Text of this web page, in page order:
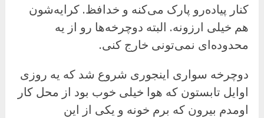
کنار پیاده‌رو پارک می‌کنه و خدافظ. کرایه‌شون
هم خیلی ارزونه. البته دوچرخه‌ها رو از یه
محدوده‌ای نمی‌تونی خارج کنی.
دوچرخه سواری اینجوری شروع شد که یه روزی
اوایل تابستون که هوا خیلی خوب بود از محل کار
اومدم بیرون که برم خونه و یکی از این